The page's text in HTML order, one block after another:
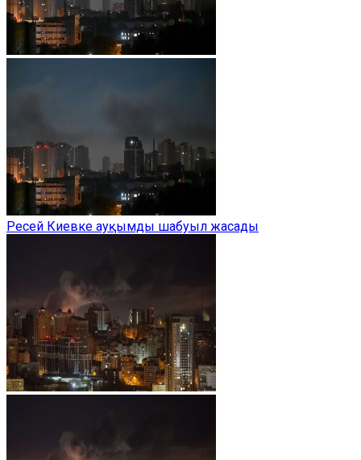
Ресей Киевке ауқымды шабуыл жасады